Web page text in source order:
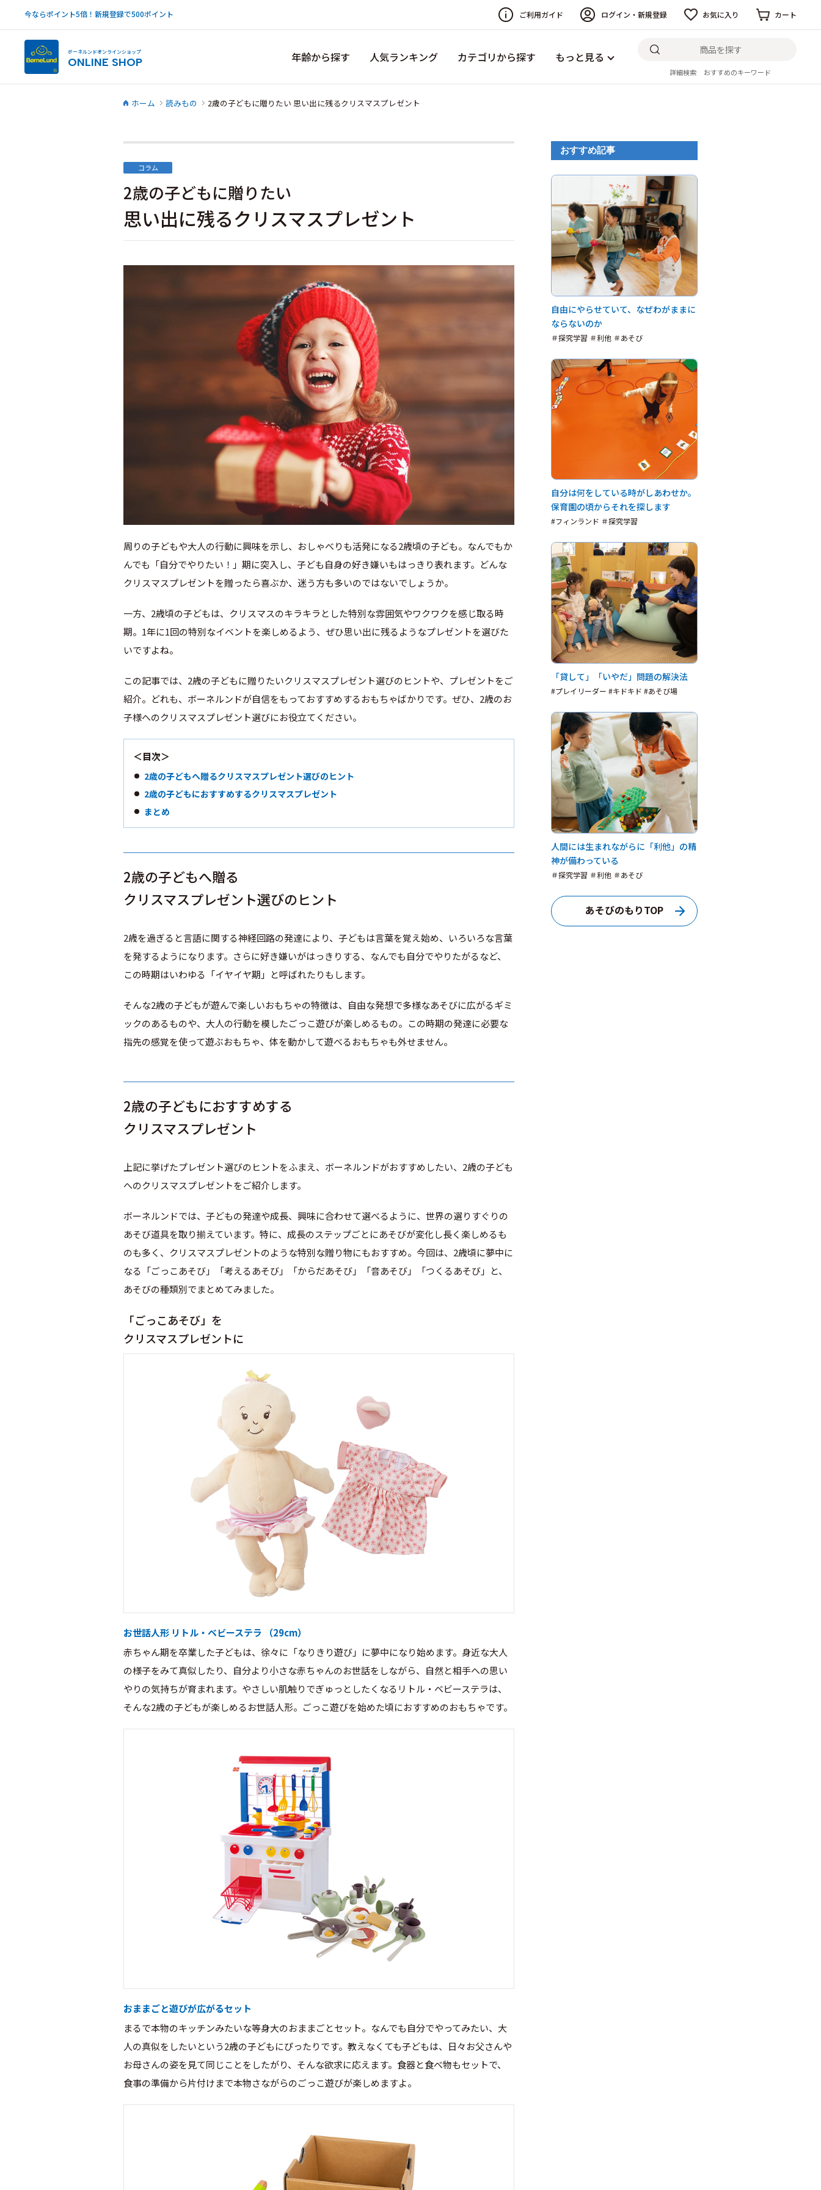
今ならポイント5倍！新規登録で500ポイント ご利用ガイド ログイン・新規登録 お気に入り カート
ボーネルンドオンラインショップ
ONLINE SHOP 年齢から探す 人気ランキング カテゴリから探す もっと見る
詳細検索 おすすめのキーワード
ホーム 読みもの 2歳の子どもに贈りたい 思い出に残るクリスマスプレゼント
コラム
2歳の子どもに贈りたい
思い出に残るクリスマスプレゼント
周りの子どもや大人の行動に興味を示し、おしゃべりも活発になる2歳頃の子ども。なんでもか
んでも「自分でやりたい！」期に突入し、子ども自身の好き嫌いもはっきり表れます。どんな
クリスマスプレゼントを贈ったら喜ぶか、迷う方も多いのではないでしょうか。
一方、2歳頃の子どもは、クリスマスのキラキラとした特別な雰囲気やワクワクを感じ取る時
期。1年に1回の特別なイベントを楽しめるよう、ぜひ思い出に残るようなプレゼントを選びた
いですよね。
この記事では、2歳の子どもに贈りたいクリスマスプレゼント選びのヒントや、プレゼントをご
紹介。どれも、ボーネルンドが自信をもっておすすめするおもちゃばかりです。ぜひ、2歳のお
子様へのクリスマスプレゼント選びにお役立てください。
＜目次＞
2歳の子どもへ贈るクリスマスプレゼント選びのヒント
2歳の子どもにおすすめするクリスマスプレゼント
まとめ
2歳の子どもへ贈る
クリスマスプレゼント選びのヒント
2歳を過ぎると言語に関する神経回路の発達により、子どもは言葉を覚え始め、いろいろな言葉
を発するようになります。さらに好き嫌いがはっきりする、なんでも自分でやりたがるなど、
この時期はいわゆる「イヤイヤ期」と呼ばれたりもします。
そんな2歳の子どもが遊んで楽しいおもちゃの特徴は、自由な発想で多様なあそびに広がるギミ
ックのあるものや、大人の行動を模したごっこ遊びが楽しめるもの。この時期の発達に必要な
指先の感覚を使って遊ぶおもちゃ、体を動かして遊べるおもちゃも外せません。
2歳の子どもにおすすめする
クリスマスプレゼント
上記に挙げたプレゼント選びのヒントをふまえ、ボーネルンドがおすすめしたい、2歳の子ども
へのクリスマスプレゼントをご紹介します。
ボーネルンドでは、子どもの発達や成長、興味に合わせて選べるように、世界の選りすぐりの
あそび道具を取り揃えています。特に、成長のステップごとにあそびが変化し長く楽しめるも
のも多く、クリスマスプレゼントのような特別な贈り物にもおすすめ。今回は、2歳頃に夢中に
なる「ごっこあそび」「考えるあそび」「からだあそび」「音あそび」「つくるあそび」と、
あそびの種類別でまとめてみました。
「ごっこあそび」を
クリスマスプレゼントに
お世話人形 リトル・ベビーステラ （29cm）
赤ちゃん期を卒業した子どもは、徐々に「なりきり遊び」に夢中になり始めます。身近な大人
の様子をみて真似したり、自分より小さな赤ちゃんのお世話をしながら、自然と相手への思い
やりの気持ちが育まれます。やさしい肌触りでぎゅっとしたくなるリトル・ベビーステラは、
そんな2歳の子どもが楽しめるお世話人形。ごっこ遊びを始めた頃におすすめのおもちゃです。
おままごと遊びが広がるセット
まるで本物のキッチンみたいな等身大のおままごとセット。なんでも自分でやってみたい、大
人の真似をしたいという2歳の子どもにぴったりです。教えなくても子どもは、日々お父さんや
お母さんの姿を見て同じことをしたがり、そんな欲求に応えます。食器と食べ物もセットで、
食事の準備から片付けまで本物さながらのごっこ遊びが楽しめますよ。
おすすめ記事
自由にやらせていて、なぜわがままに
ならないのか
＃探究学習 ＃利他 ＃あそび
自分は何をしている時がしあわせか。
保育園の頃からそれを探します
#フィンランド ＃探究学習
「貸して」「いやだ」問題の解決法
#プレイリーダー #キドキド #あそび場
人間には生まれながらに「利他」の精
神が備わっている
＃探究学習 ＃利他 ＃あそび
あそびのもりTOP